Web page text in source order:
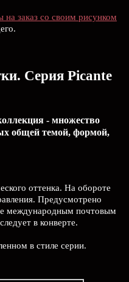
заказ со своим рисунком
Серия Picante
- множество
общей темой, формой,
оттенка. На обороте
Предусмотрено
международным почтовым
в конверте.
в стиле серии.